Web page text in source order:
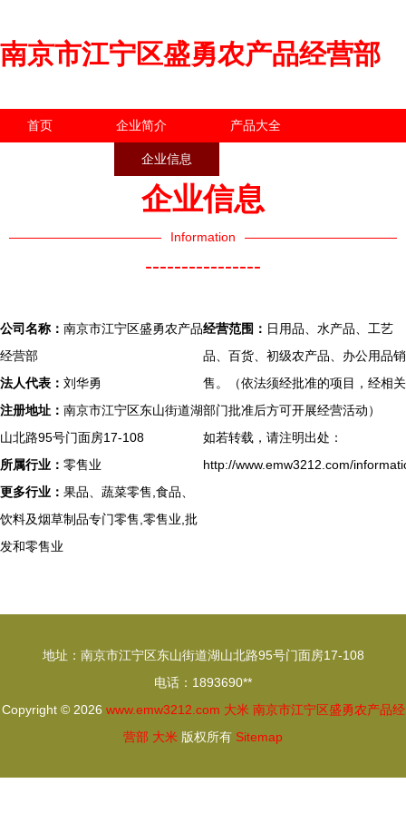
南京市江宁区盛勇农产品经营部
首页 企业简介 产品大全
企业信息
企业信息
Information
----------------
公司名称： 南京市江宁区盛勇农产品
经营部
法人代表： 刘华勇
注册地址： 南京市江宁区东山街道湖
山北路95号门面房17-108
所属行业： 零售业
更多行业： 果品、蔬菜零售,食品、
饮料及烟草制品专门零售,零售业,批
发和零售业
经营范围： 日用品、水产品、工艺
品、百货、初级农产品、办公用品销
售。（依法须经批准的项目，经相关
部门批准后方可开展经营活动）
如若转载，请注明出处：
http://www.emw3212.com/
地址：南京市江宁区东山街道湖山北路95号门面房17-108
电话：1893690**
Copyright © 2026 www.emw3212.com 大米 南京市江宁区盛勇农产品经
营部 大米 版权所有 Sitemap